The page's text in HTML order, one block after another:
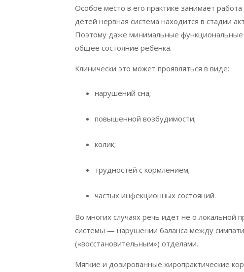
Особое место в его практике занимает
детей нервная система находится в стадии
Поэтому даже минимальные функциональные
общее состояние ребенка.
Клинически это может проявляться в виде:
нарушений сна;
повышенной возбудимости;
колик;
трудностей с кормлением;
частых инфекционных состояний.
Во многих случаях речь идет не о локальной
системы — нарушении баланса между
(«восстановительным») отделами.
Мягкие и дозированные хиропрактические